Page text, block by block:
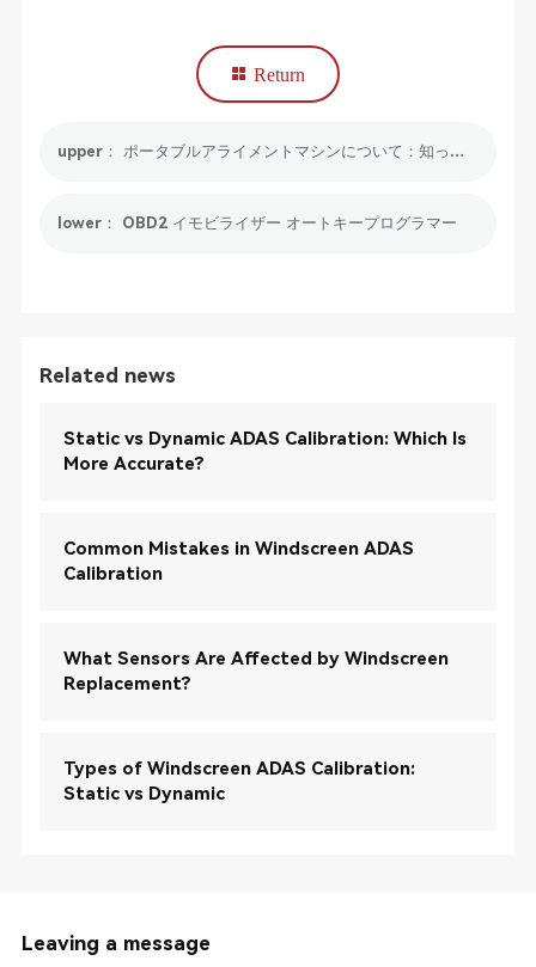
Return
upper： ポータブルアライメントマシンについて：知っておくべきことすべて
lower： OBD2 イモビライザー オートキープログラマー
Related news
Static vs Dynamic ADAS Calibration: Which Is
More Accurate?
Common Mistakes in Windscreen ADAS
Calibration
What Sensors Are Affected by Windscreen
Replacement?
Types of Windscreen ADAS Calibration:
Static vs Dynamic
Leaving a message